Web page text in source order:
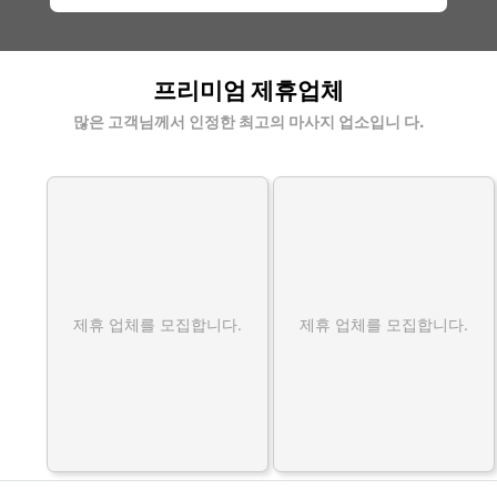
프리미엄 제휴업체
많은 고객님께서 인정한 최고의 마사지 업소입니 다.
제휴 업체를 모집합니다. 제휴 업체를 모집합니다.